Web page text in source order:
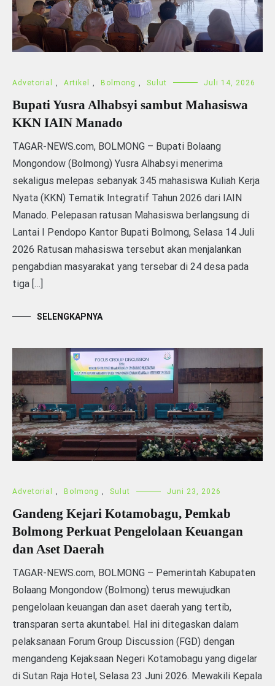
Advetorial , Artikel , Bolmong , Sulut Juli 14, 2026
Bupati Yusra Alhabsyi sambut Mahasiswa
KKN IAIN Manado
TAGAR-NEWS.com, BOLMONG – Bupati Bolaang
Mongondow (Bolmong) Yusra Alhabsyi menerima
sekaligus melepas sebanyak 345 mahasiswa Kuliah Kerja
Nyata (KKN) Tematik Integratif Tahun 2026 dari IAIN
Manado. Pelepasan ratusan Mahasiswa berlangsung di
Lantai I Pendopo Kantor Bupati Bolmong, Selasa 14 Juli
2026 Ratusan mahasiswa tersebut akan menjalankan
pengabdian masyarakat yang tersebar di 24 desa pada
tiga […]
SELENGKAPNYA
Advetorial , Bolmong , Sulut Juni 23, 2026
Gandeng Kejari Kotamobagu, Pemkab
Bolmong Perkuat Pengelolaan Keuangan
dan Aset Daerah
TAGAR-NEWS.com, BOLMONG – Pemerintah Kabupaten
Bolaang Mongondow (Bolmong) terus mewujudkan
pengelolaan keuangan dan aset daerah yang tertib,
transparan serta akuntabel. Hal ini ditegaskan dalam
pelaksanaan Forum Group Discussion (FGD) dengan
mengandeng Kejaksaan Negeri Kotamobagu yang digelar
di Sutan Raja Hotel, Selasa 23 Juni 2026. Mewakili Kepala